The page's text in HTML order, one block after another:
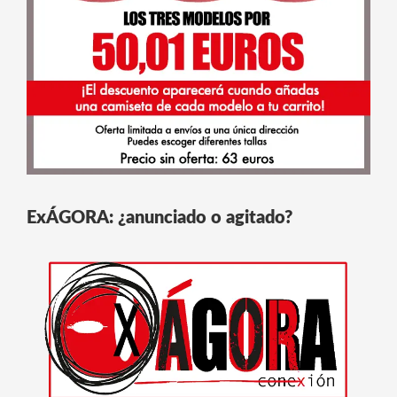
ExÁGORA: ¿anunciado o agitado?